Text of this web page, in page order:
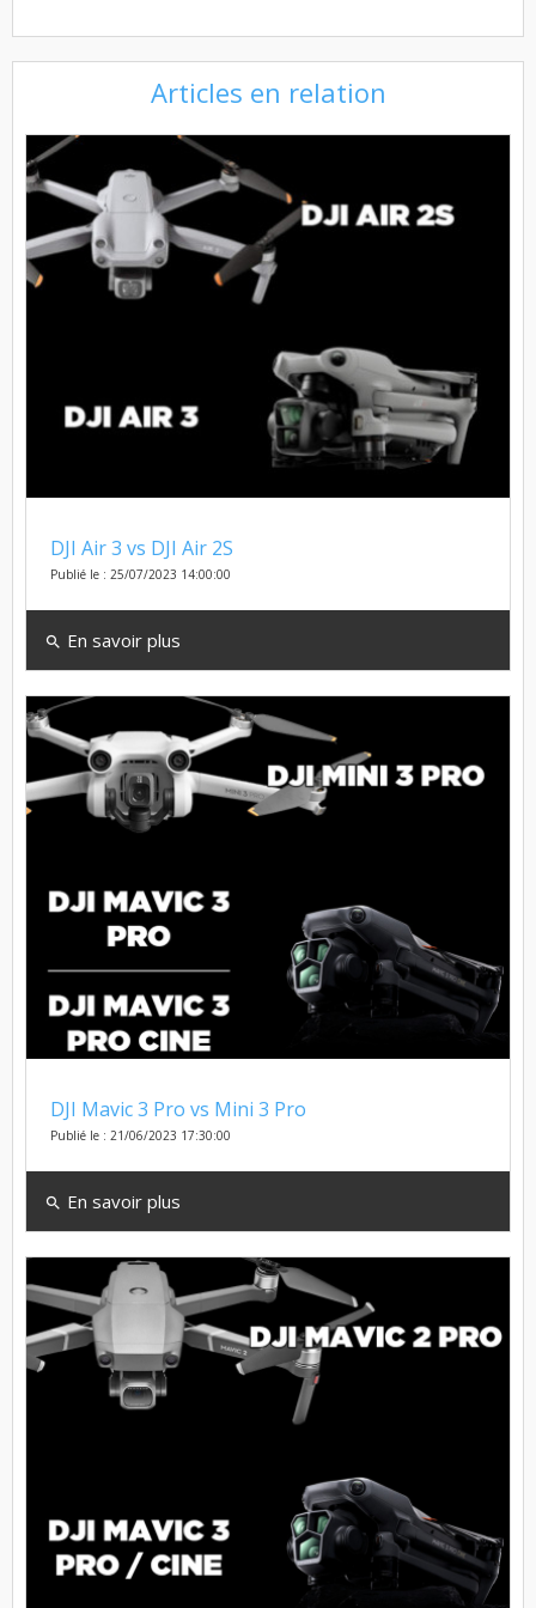
Articles en relation
DJI Air 3 vs DJI Air 2S
Publié le : 25/07/2023 14:00:00
search En savoir plus
DJI Mavic 3 Pro vs Mini 3 Pro
Publié le : 21/06/2023 17:30:00
search En savoir plus